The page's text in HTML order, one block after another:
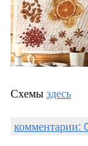
Схемыздесь
комментарии: